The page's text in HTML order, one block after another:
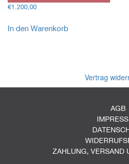
€1.200,00
In den Warenkorb
Vertrag
AGB
ZAHLUNG, VERSAND